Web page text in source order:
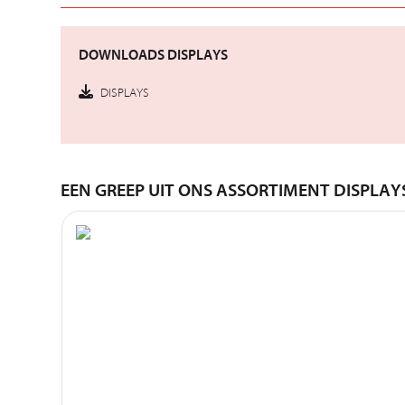
DOWNLOADS DISPLAYS
DISPLAYS
EEN GREEP UIT ONS ASSORTIMENT